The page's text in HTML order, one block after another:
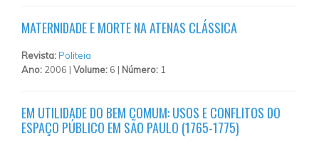
MATERNIDADE E MORTE NA ATENAS CLÁSSICA
Revista:Politeia
Ano: 2006 | Volume: 6 | Número: 1
EM UTILIDADE DO BEM COMUM: USOS E CONFLITOS DO
ESPAÇO PÚBLICO EM SÃO PAULO (1765-1775)